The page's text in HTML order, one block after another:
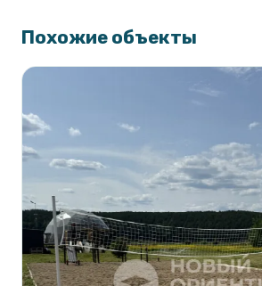
- Детская площадка, отсыпанная
установленным игровым
безопасное и увлекательное
детей.
Преимущества проекта:
- Привлечение туристов круглый
Похожие объекты